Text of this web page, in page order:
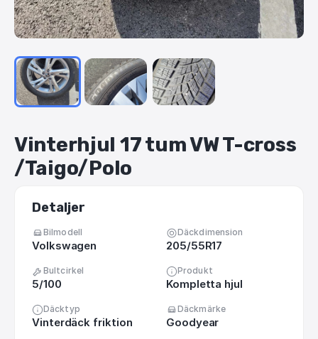
Vinterhjul 17tumVWT-cross
/​Taigo​/​Polo
Detaljer
Bilmodell
Volkswagen
Däckdimension
205/55R17
Bultcirkel
5/100
Produkt
Kompletta hjul
Däcktyp
Vinterdäck friktion
Däckmärke
Goodyear